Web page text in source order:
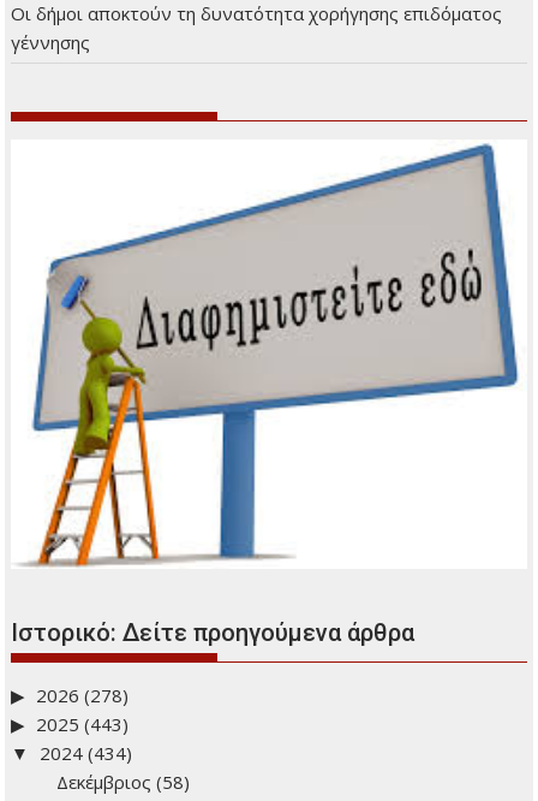
Οι δήμοι αποκτούν τη δυνατότητα χορήγησης επιδόματος
γέννησης
Ιστορικό: Δείτε προηγούμενα άρθρα
2026 (278)
2025 (443)
2024 (434)
Δεκέμβριος (58)